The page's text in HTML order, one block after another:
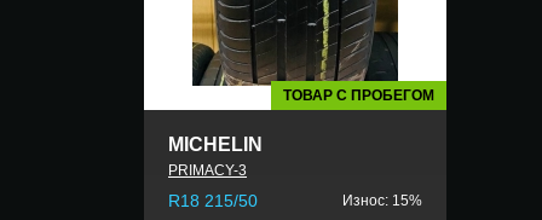
ТОВАР С ПРОБЕГОМ
MICHELIN
PRIMACY-3
R18 215/50 Износ: 15%